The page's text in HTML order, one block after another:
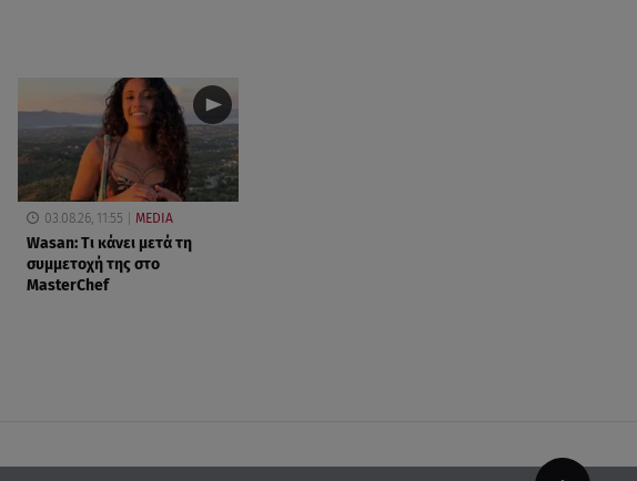
03.08.26, 11:55 MEDIA
Wasan: Tι κάνει μετά τη
συμμετοχή της στο
MasterChef